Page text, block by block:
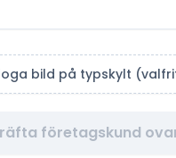
bild på typskylt
företagskund